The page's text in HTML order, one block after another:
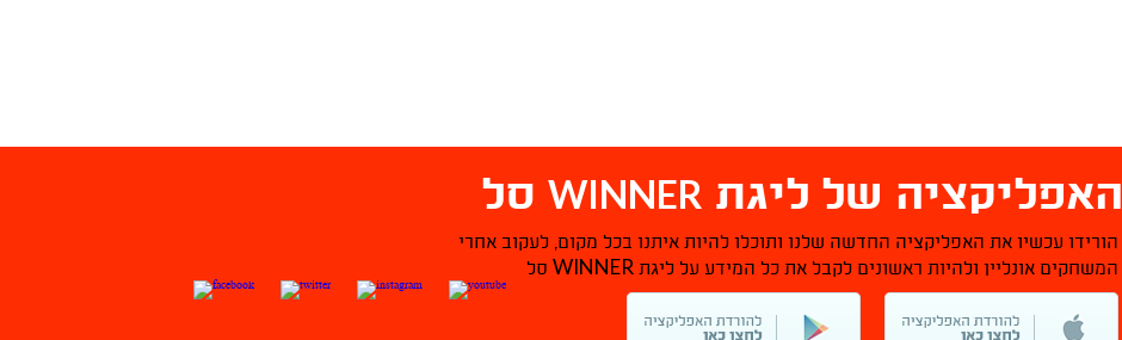
האפליקציה של ליגת WINNER סל
הורידו עכשיו את האפליקציה החדשה שלנו ותוכלו להיות איתנו בכל מקום, לעקוב אחרי
המשחקים אונליין ולהיות ראשונים לקבל את כל המידע על ליגת WINNER סל